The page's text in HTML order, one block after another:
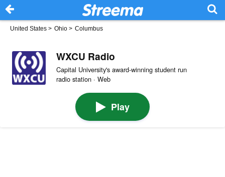
United States > Ohio > Columbus
WXCU Radio
Capital University's award-winning student run
radio station · Web
Play